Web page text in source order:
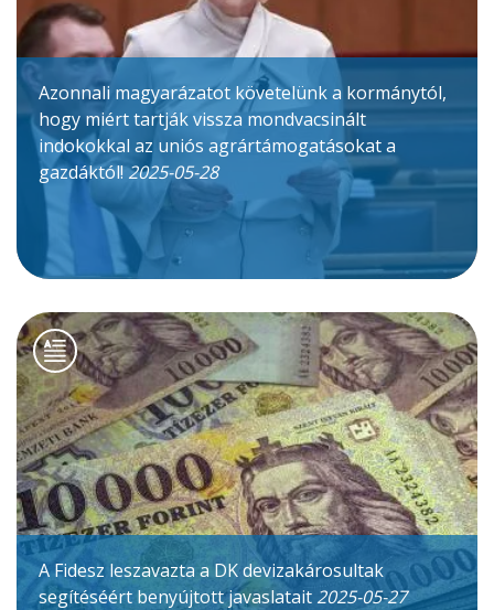
Azonnali magyarázatot követelünk a kormánytól,
hogy miért tartják vissza mondvacsinált
indokokkal az uniós agrártámogatásokat a
gazdáktól!2025-05-28
A Fidesz leszavazta a DK devizakárosultak
segítéséért benyújtott javaslatait 2025-05-27